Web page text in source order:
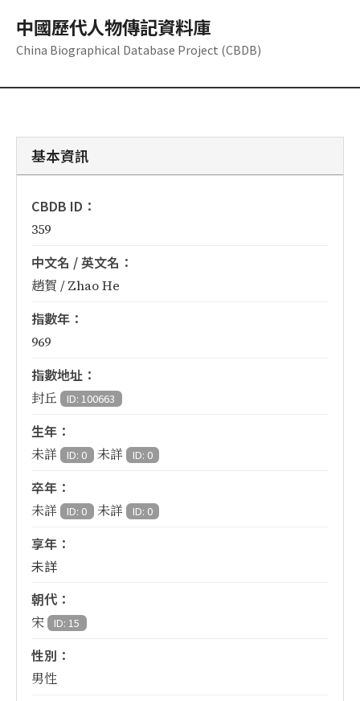
中國歷代人物傳記資料庫
China Biographical Database Project (CBDB)
基本資訊
CBDB ID：
359
中文名 / 英文名：
趙賀 / Zhao He
指數年：
969
指數地址：
封丘 ID: 100663
生年：
未詳 ID: 0 未詳 ID: 0
卒年：
未詳 ID: 0 未詳 ID: 0
享年：
未詳
朝代：
宋 ID: 15
性別：
男性